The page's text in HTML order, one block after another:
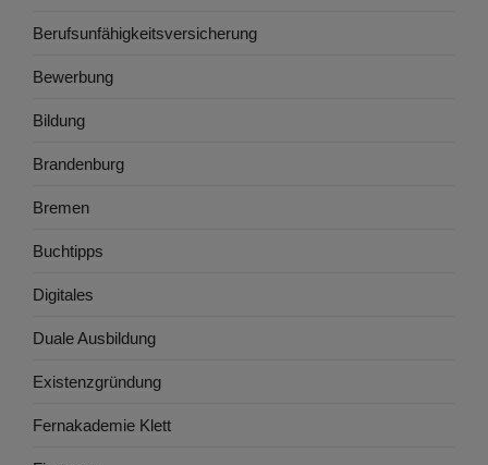
Berufsunfähigkeitsversicherung
Bewerbung
Bildung
Brandenburg
Bremen
Buchtipps
Digitales
Duale Ausbildung
Existenzgründung
Fernakademie Klett